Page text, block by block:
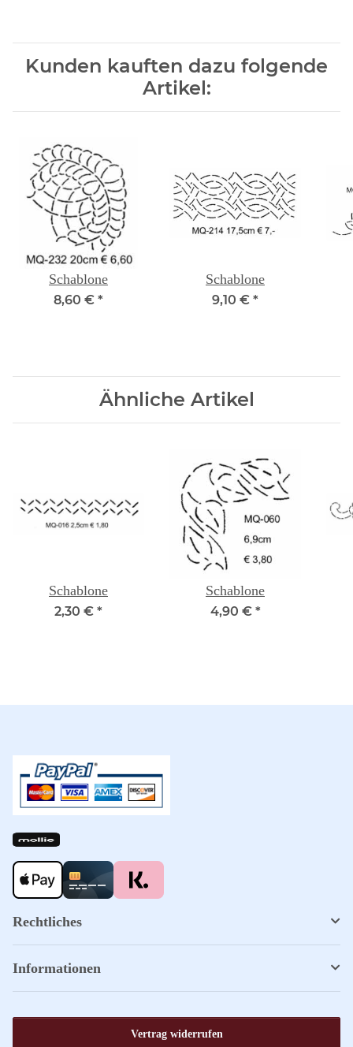
Kunden kauften dazu folgende
Artikel:
Schablone
8,60 € *
Schablone
9,10 € *
Ähnliche Artikel
Schablone
2,30 € *
Schablone
4,90 € *
Rechtliches
Informationen
Vertrag widerrufen